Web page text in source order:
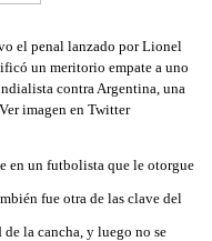
en un futbolista que le otorgue
fue otra de las clave del
la cancha, y luego no se